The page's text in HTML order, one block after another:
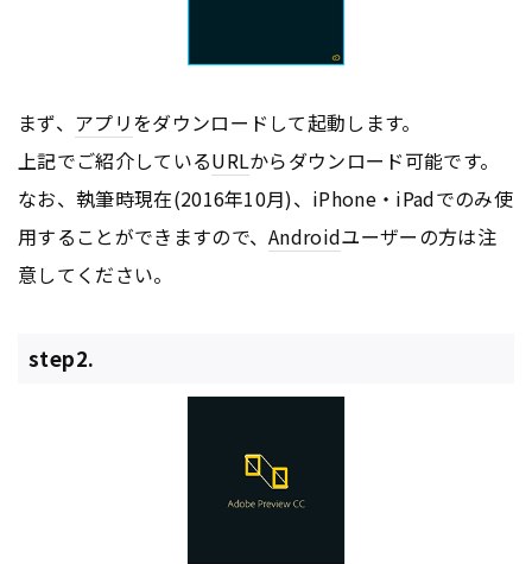
まず、 アプリをダウンロードして起動します。
上記でご紹介しているURLからダウンロード可能です。
なお、執筆時現在(2016年10月)、iPhone・iPadでのみ使
用することができますので、Androidユーザーの方は注
意してください。
step2.